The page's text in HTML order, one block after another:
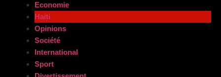
Economie
Haiti
Opinions
Société
International
Sport